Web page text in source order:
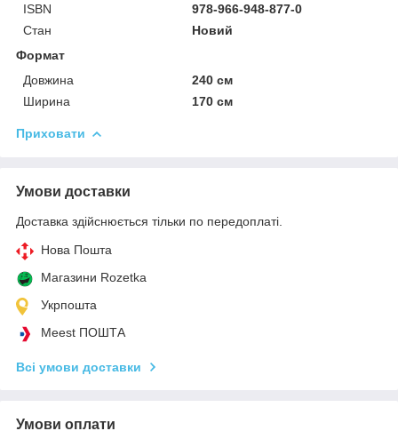
ISBN
978-966-948-877-0
Стан
Новий
Формат
Довжина
240 см
Ширина
170 см
Приховати
Умови доставки
Доставка здійснюється тільки по передоплаті.
Нова Пошта
Магазини Rozetka
Укрпошта
Meest ПОШТА
Всі умови доставки
Умови оплати